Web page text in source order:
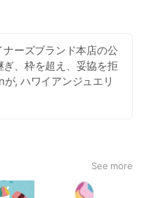
ーズブランド本店の公
、枠を超え、妥協を拒
, ハワイアンジュエリ
リーブランドです。 斬
以上あるリングは、カ
オリジナル定番のお品
用意あります✨ マリッ
See more